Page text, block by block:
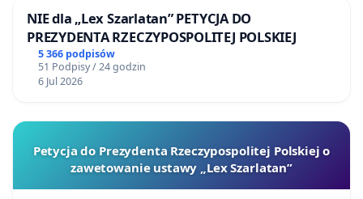
NIE dla „Lex Szarlatan” PETYCJA DO
PREZYDENTA RZECZYPOSPOLITEJ POLSKIEJ
5 366 podpisów
51 Podpisy / 24 godzin
6 Jul 2026
Petycja do Prezydenta Rzeczypospolitej Polskiej o
zawetowanie ustawy „Lex Szarlatan”